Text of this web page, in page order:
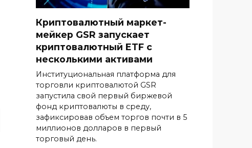
Криптовалютный маркет-
мейкер GSR запускает
криптовалютный ETF с
несколькими активами
Институциональная платформа для
торговли криптовалютой GSR
запустила свой первый биржевой
фонд криптовалюты в среду,
зафиксировав объем торгов почти в 5
миллионов долларов в первый
торговый день.